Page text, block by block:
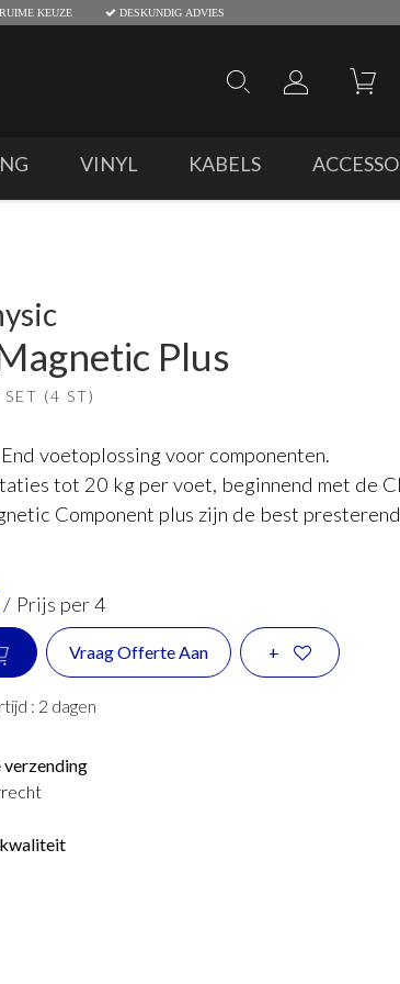
KEUZE DESKUNDIG ADVIES
VINYL KABELS
Plus
(4 ST)
voetoplossing voor componenten.
tot 20 kg per voet, beginnend met de
Component plus zijn de best
/ Prijs per 4
Vraag Offerte Aan +
: 2 dagen
verzending